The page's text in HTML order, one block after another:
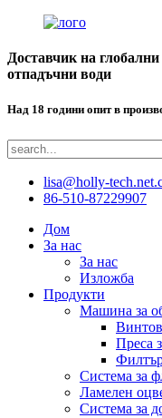
Доставчик на
отпадъчни води
Над 18 години опит в
lisa@holly-
86-510-87229907
Дом
За нас
За нас
Изложба
Продукти
Машина за
Преса
Система за
Ламелен
Система за